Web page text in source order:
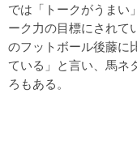
では「トークがうまい
ーク力の目標にされて
のフットボール後藤に
ている」と言い、馬ネ
ろもある。